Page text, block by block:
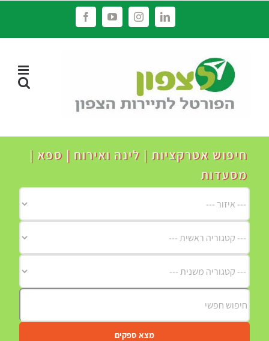
LinkedIn
Instagram
YouTube
Facebook
חיפוש אטרקציות | לינה ואירוח | ספא |
מסעדות
מצא ספקים